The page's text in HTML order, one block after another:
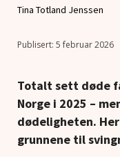
Tina Totland Jenssen
5 februar 2026
Totalt sett døde
Norge i 2025 –
dødeligheten.
grunnene til